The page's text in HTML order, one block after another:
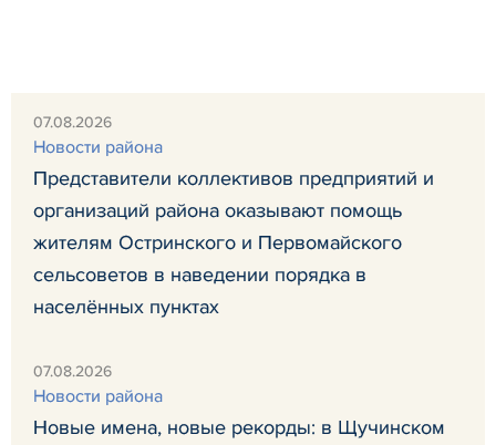
07.08.2026
Новости района
Представители коллективов предприятий и
организаций района оказывают помощь
жителям Остринского и Первомайского
сельсоветов в наведении порядка в
населённых пунктах
07.08.2026
Новости района
Новые имена, новые рекорды: в Щучинском